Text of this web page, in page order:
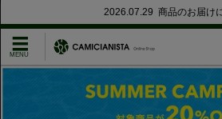
2026.07.29 商品のお届け